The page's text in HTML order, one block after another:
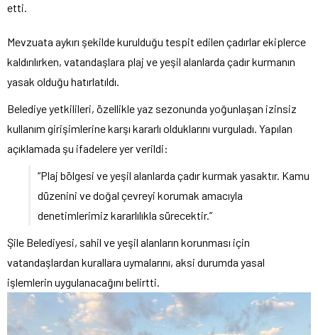
etti.
Mevzuata aykırı şekilde kurulduğu tespit edilen çadırlar ekiplerce
kaldırılırken, vatandaşlara plaj ve yeşil alanlarda çadır kurmanın
yasak olduğu hatırlatıldı.
Belediye yetkilileri, özellikle yaz sezonunda yoğunlaşan izinsiz
kullanım girişimlerine karşı kararlı olduklarını vurguladı. Yapılan
açıklamada şu ifadelere yer verildi:
“Plaj bölgesi ve yeşil alanlarda çadır kurmak yasaktır. Kamu
düzenini ve doğal çevreyi korumak amacıyla
denetimlerimiz kararlılıkla sürecektir.”
Şile Belediyesi, sahil ve yeşil alanların korunması için
vatandaşlardan kurallara uymalarını, aksi durumda yasal
işlemlerin uygulanacağını belirtti.